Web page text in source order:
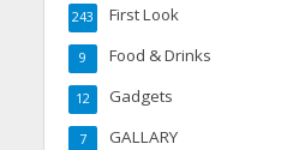
First Look
243
Food & Drinks
9
Gadgets
12
GALLARY
7